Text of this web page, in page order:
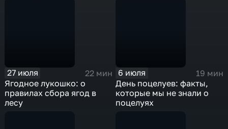
27 июля
22 мин
Ягодное лукошко: о
правилах сбора ягод в
лесу
6 июля
19 мин
День поцелуев: факты,
которые мы не знали о
поцелуях